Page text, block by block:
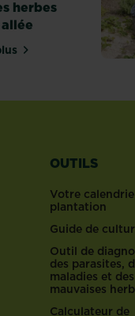
herbes
Éliminer les mauvaises
OUTILS
Votre
plantation
Guide de
Outil de
des parasites,
maladies et des
mauvaises
Calculateur de